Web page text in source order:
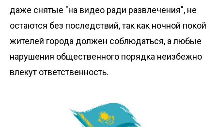
даже снятые "на видео ради развлечения", не
остаются без последствий, так как ночной покой
жителей города должен соблюдаться, а любые
нарушения общественного порядка неизбежно
влекут ответственность.